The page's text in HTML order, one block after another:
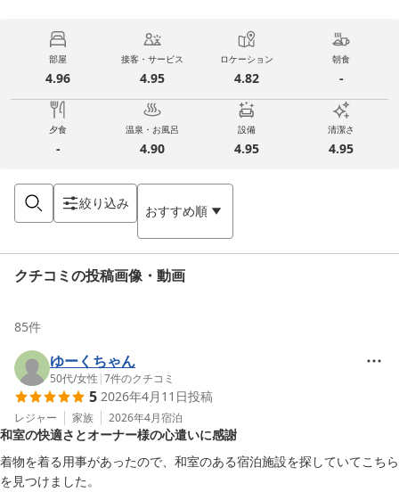
部屋
4.96
接客・サービス
4.95
ロケーション
4.82
朝食
-
夕食
-
温泉・お風呂
4.90
設備
4.95
清潔さ
4.95
絞り込み おすすめ順
クチコミの投稿画像・動画
85件
ゆーくちゃん
50代/女性 |7件のクチコミ
5 2026年4月11日投稿
レジャー 家族 2026年4月宿泊
和室の快適さとオーナー様の心遣いに感謝
着物を着る用事があったので、和室のある宿泊施設を探していてこちら
を見つけました。